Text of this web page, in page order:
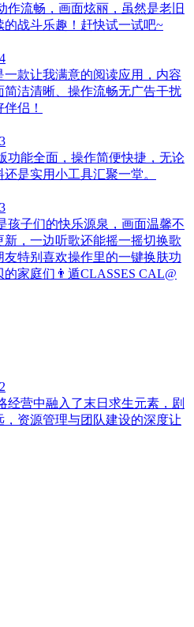
作流畅，画面炫丽，虽然是老旧
战斗乐趣！赶快试一试吧~
一款让我满意的阅读应用，内容
洁清晰、操作流畅无广告干扰
侣！
功能全面，操作简便快捷，无论
是实用小工具汇聚一堂。
孩子们的快乐源泉，画面温馨不
，一边听歌还能摇一摇切换歌
特别喜欢操作里的一键换肤功
家庭们👨‍遁️CLASSES CAL@
经营中融入了末日求生元素，剧
资源管理与团队建设的深度让